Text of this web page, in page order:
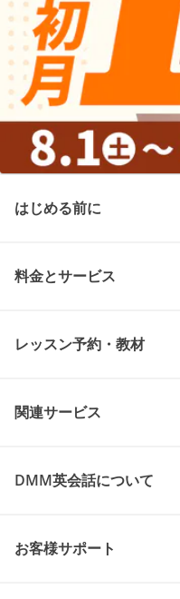
はじめる前に
料金とサービス
レッスン予約・教材
関連サービス
DMM英会話について
お客様サポート